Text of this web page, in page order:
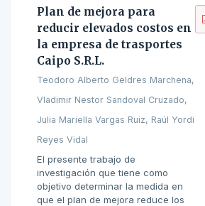
Plan de mejora para
reducir elevados costos en
la empresa de trasportes
Caipo S.R.L.
Teodoro Alberto Geldres Marchena,
Vladimir Nestor Sandoval Cruzado,
Julia Mariella Vargas Ruiz, Raúl Yordi
Reyes Vidal
El presente trabajo de
investigación que tiene como
objetivo determinar la medida en
que el plan de mejora reduce los